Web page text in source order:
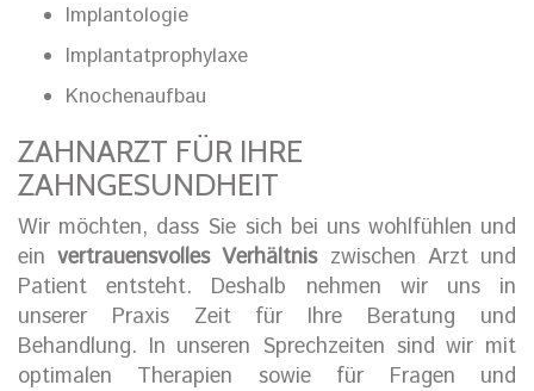
Implantologie
Implantatprophylaxe
Knochenaufbau
ZAHNARZT FÜR IHRE
ZAHNGESUNDHEIT
Wir möchten, dass Sie sich bei uns wohlfühlen und
einvertrauensvolles Verhältniszwischen Arzt und
Patient entsteht. Deshalb nehmen wir uns in
unserer Praxis Zeit für Ihre Beratung und
Behandlung. In unseren Sprechzeiten sind wir mit
optimalen Therapien sowie für Fragen und